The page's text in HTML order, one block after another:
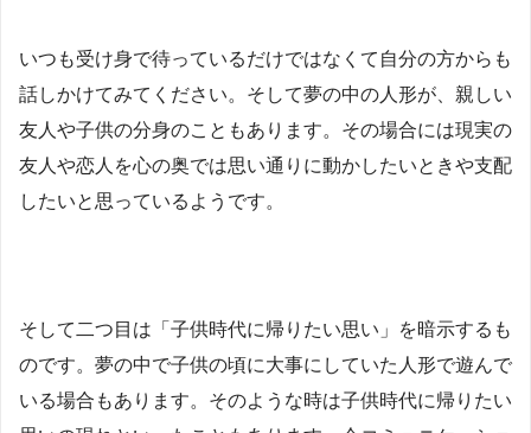
いつも受け身で待っているだけではなくて自分の方からも
話しかけてみてください。そして夢の中の人形が、親しい
友人や子供の分身のこともあります。その場合には現実の
友人や恋人を心の奥では思い通りに動かしたいときや支配
したいと思っているようです。
そして二つ目は「子供時代に帰りたい思い」を暗示するも
のです。夢の中で子供の頃に大事にしていた人形で遊んで
いる場合もあります。そのような時は子供時代に帰りたい